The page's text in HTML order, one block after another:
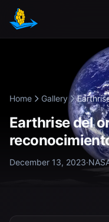
Skip to main content
Home Gallery
Earthrise del
December 13, 2023·